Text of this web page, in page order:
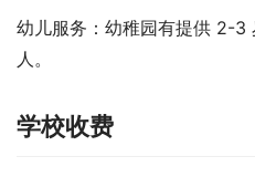
幼儿服务：幼稚园有提供 2-3
人。
学校收费